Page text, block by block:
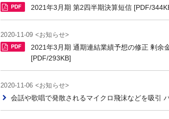
2021年3月期 第2四半期決算短信 [PDF/
2020-11-09 <お知らせ>
2021年3月期 通期連結業績予想の修正 剰余
[PDF/293KB]
2020-11-06 <お知らせ>
会話や歌唱で発散されるマイクロ飛沫などを吸引